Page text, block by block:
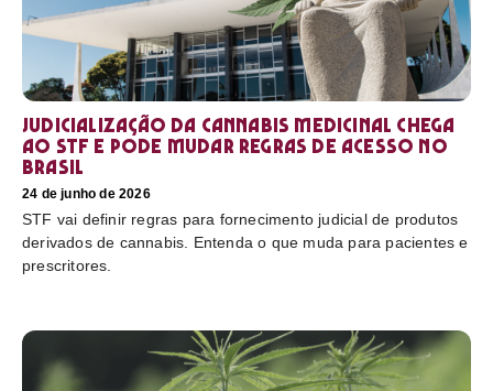
Judicialização da cannabis medicinal chega
ao STF e pode mudar regras de acesso no
Brasil
24 de junho de 2026
STF vai definir regras para fornecimento judicial de produtos
derivados de cannabis. Entenda o que muda para pacientes e
prescritores.